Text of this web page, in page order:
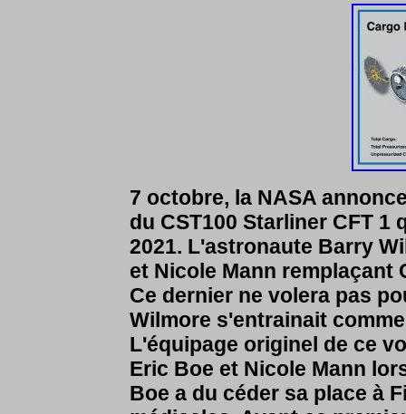
7 octobre, la NASA
du CST100 Starliner CFT
2021. L'astronaute Barry
et Nicole Mann
Ce dernier ne volera pas
Wilmore s'entrainait
L'équipage originel de ce
Eric Boe et Nicole Mann
Boe a du céder sa place à